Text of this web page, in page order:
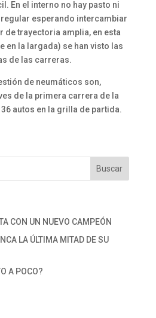
En el interno no hay pasto ni
esperando intercambiar
de trayectoria amplia, en esta
en la largada) se han visto las
de las carreras.
de neumáticos son,
de la primera carrera de la
36 autos en la grilla de partida.
CON UN NUEVO CAMPEÓN
LA ÚLTIMA MITAD DE SU
A POCO?